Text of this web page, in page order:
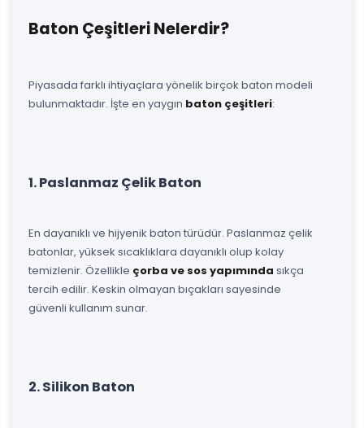
Baton Çeşitleri Nelerdir?
Piyasada farklı ihtiyaçlara yönelik birçok baton modeli
bulunmaktadır. İşte en yaygın baton çeşitleri:
1. Paslanmaz Çelik Baton
En dayanıklı ve hijyenik baton türüdür. Paslanmaz çelik
batonlar, yüksek sıcaklıklara dayanıklı olup kolay
temizlenir. Özellikle çorba ve sos yapımında sıkça
tercih edilir. Keskin olmayan bıçakları sayesinde
güvenli kullanım sunar.
2. Silikon Baton